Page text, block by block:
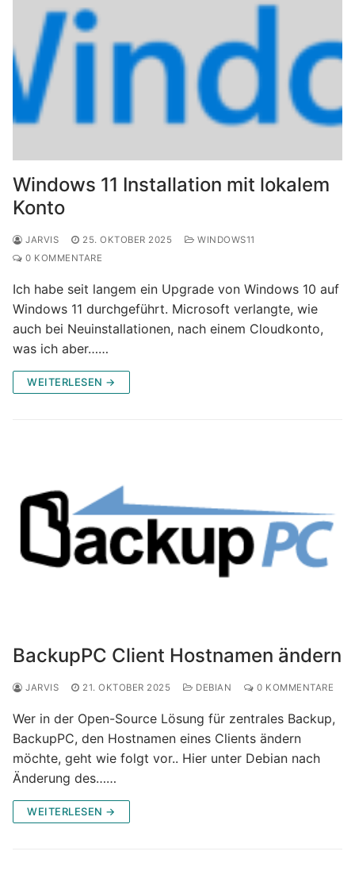
Windows 11 Installation mit lokalem
Konto
JARVIS 25. OKTOBER 2025
WINDOWS11
0 KOMMENTARE
Ich habe seit langem ein Upgrade von Windows 10 auf
Windows 11 durchgeführt. Microsoft verlangte, wie
auch bei Neuinstallationen, nach einem Cloudkonto,
was ich aber……
WEITERLESEN →
BackupPC Client Hostnamen ändern
JARVIS 21. OKTOBER 2025 DEBIAN 0 KOMMENTARE
Wer in der Open-Source Lösung für zentrales Backup,
BackupPC, den Hostnamen eines Clients ändern
möchte, geht wie folgt vor.. Hier unter Debian nach
Änderung des……
WEITERLESEN →